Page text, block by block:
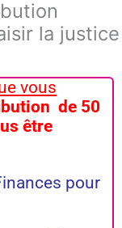
la justice
vous
de 50
être
pour